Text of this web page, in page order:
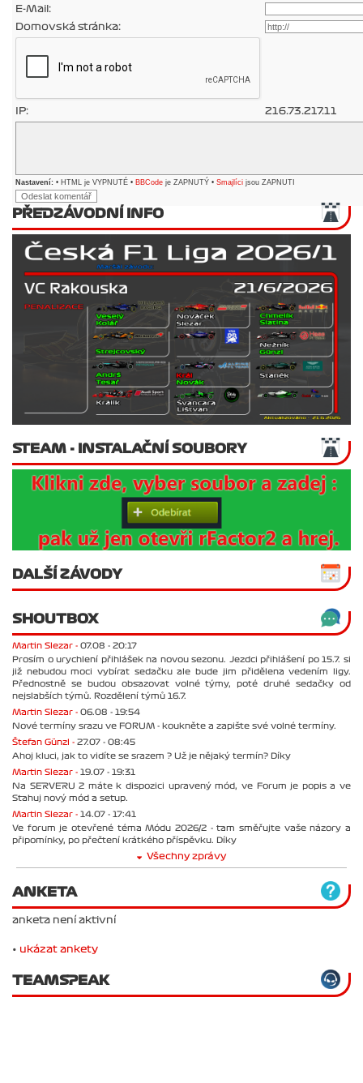
E-Mail:
Domovská stránka:
IP: 216.73.217.11
Nastavení: • HTML je VYPNUTÉ • BBCode je ZAPNUTÝ • Smajlíci jsou ZAPNUTI
PŘEDZÁVODNÍ INFO
STEAM - INSTALAČNÍ SOUBORY
DALŠÍ ZÁVODY
SHOUTBOX
Martin Slezar - 07.08 - 20:17
Prosím o urychlení přihlášek na novou sezonu. Jezdci přihlášení po 15.7. si
již nebudou moci vybírat sedačku ale bude jim přidělena vedením ligy.
Přednostně se budou obsazovat volné týmy, poté druhé sedačky od
nejslabších týmů. Rozdělení týmů 16.7.
Martin Slezar - 06.08 - 19:54
Nové termíny srazu ve FORUM - koukněte a zapište své volné termíny.
Štefan Günzl - 27.07 - 08:45
Ahoj kluci, jak to vidíte se srazem ? Už je nějaký termín? Díky
Martin Slezar - 19.07 - 19:31
Na SERVERU 2 máte k dispozici upravený mód, ve Forum je popis a ve
Stahuj nový mód a setup.
Martin Slezar - 14.07 - 17:41
Ve forum je otevřené téma Módu 2026/2 - tam směřujte vaše názory a
připomínky, po přečtení krátkého příspěvku. Díky
Všechny zprávy
ANKETA
anketa není aktivní
• ukázat ankety
TEAMSPEAK